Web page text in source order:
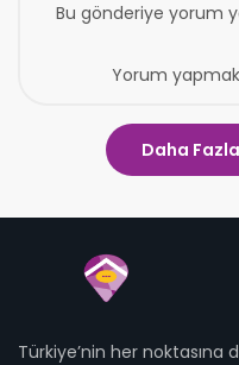
Bu gönderiye yorum
Yorum
Türkiye’nin her